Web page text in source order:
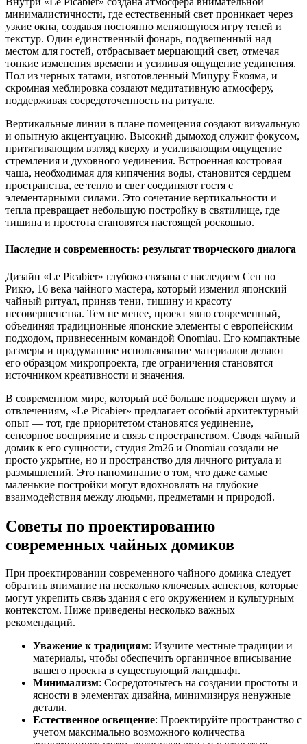
минималистичности, где естественный свет проникает через
узкие окна, создавая постоянно меняющуюся игру теней и
текстур. Один единственный фонарь, подвешенный над
местом для гостей, отбрасывает мерцающий свет, отмечая
тонкие изменения времени и усиливая ощущение уединения.
Пол из черных татами, изготовленный Мицуру Ёкояма, и
скромная меблировка создают медитативную атмосферу,
поддерживая сосредоточенность на ритуале.
Вертикальные линии в плане помещения создают визуальную
и опытную акцентуацию. Высокий дымоход служит фокусом,
притягивающим взгляд кверху и усиливающим ощущение
стремления и духовного уединения. Встроенная костровая
чаша, необходимая для кипячения воды, становится сердцем
пространства, ее тепло и свет соединяют гостя с
элементарными силами. Это сочетание вертикальности и
тепла превращает небольшую постройку в святилище, где
тишина и простота становятся настоящей роскошью.
Наследие и современность: результат творческого диалога
Дизайн «Le Picabier» глубоко связана с наследием Сен но
Рикю, 16 века чайного мастера, который изменил японский
чайный ритуал, приняв тени, тишину и красоту
несовершенства. Тем не менее, проект явно современный,
объединяя традиционные японские элементы с европейским
подходом, привнесенным командой Onomiau. Его компактные
размеры и продуманное использование материалов делают
его образцом микропроекта, где ограничения становятся
источником креативности и значения.
В современном мире, который всё больше подвержен шуму и
отвлечениям, «Le Picabier» предлагает особый архитектурный
опыт — тот, где приоритетом становятся уединение,
сенсорное восприятие и связь с пространством. Сводя чайный
домик к его сущности, студия 2m26 и Onomiau создали не
просто укрытие, но и пространство для личного ритуала и
размышлений. Это напоминание о том, что даже самые
маленькие постройки могут вдохновлять на глубокие
взаимодействия между людьми, предметами и природой.
Советы по проектированию
современных чайных домиков
При проектировании современного чайного домика следует
обратить внимание на несколько ключевых аспектов, которые
могут укрепить связь здания с его окружением и культурным
контекстом. Ниже приведены несколько важных
рекомендаций.
Уважение к традициям: Изучите местные традиции и
материалы, чтобы обеспечить органичное вписывание
вашего проекта в существующий ландшафт.
Минимализм: Сосредоточьтесь на создании простоты и
ясности в элементах дизайна, минимизируя ненужные
детали.
Естественное освещение: Проектируйте пространство с
учетом максимально возможного количества